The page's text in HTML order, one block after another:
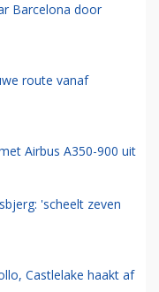
Barcelona door
route vanaf
Airbus A350-900 uit
'scheelt zeven
Castlelake haakt af